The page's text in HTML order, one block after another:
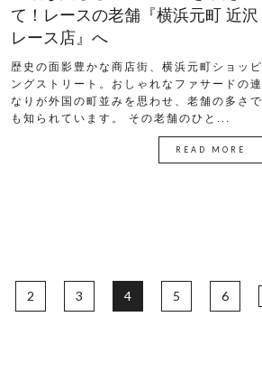
て！レースの老舗『横浜元町 近沢
レース店』へ
歴史の面影豊かな商店街、横浜元町ショッピ
ングストリート。おしゃれなファサードの連
なりが外国の町並みを思わせ、老舗の多さで
も知られています。 その老舗のひと...
READ MORE
2 3 4 5 6